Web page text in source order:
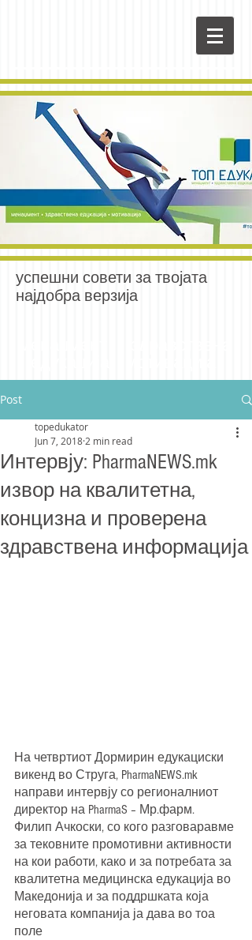
успешни совети за твојата
најдобра верзија
Post
Интервју: PharmaNEWS.mk
извор на квалитетна,
концизна и проверена
здравствена информација
topedukator
Jun 7, 2018 2 min read
На четвртиот Дормирин едукациски
викенд во Струга, PharmaNEWS.mk
направи интервју со регионалниот
директор на PharmaS – Мр.фарм.
Филип Ачкоски, со кого разговаравме
за тековните промотивни активности
на кои работи, како и за потребата за
квалитетна медицинска едукација во
Македонија и за поддршката која
неговата компанија ја дава во тоа
поле